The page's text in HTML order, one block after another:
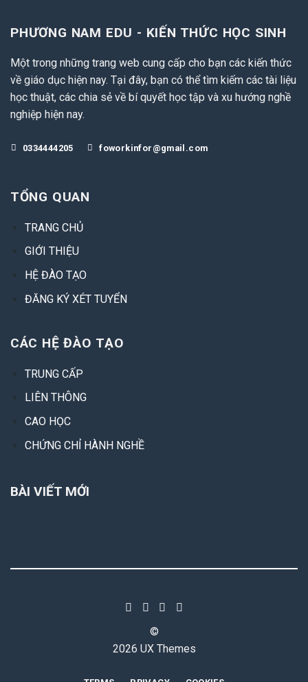
PHƯƠNG NAM EDU - KIẾN THỨC HỌC SINH
Một trong những trang web cung cấp cho bạn các kiến thức
về giáo dục hiện nay. Tại đây, bạn có thể tìm kiếm các tài liệu
học thuật, các chia sẻ về bí quyết học tập và xu hướng nghề
nghiệp hiện nay.
0334444205 foworkinfor@gmail.com
TỔNG QUAN
TRANG CHỦ
GIỚI THIỆU
HỆ ĐÀO TẠO
ĐĂNG KÝ XÉT TUYỂN
CÁC HỆ ĐÀO TẠO
TRUNG CẤP
LIÊN THÔNG
CAO HỌC
CHỨNG CHỈ HÀNH NGHỀ
BÀI VIẾT MỚI
©
2026 UX Themes